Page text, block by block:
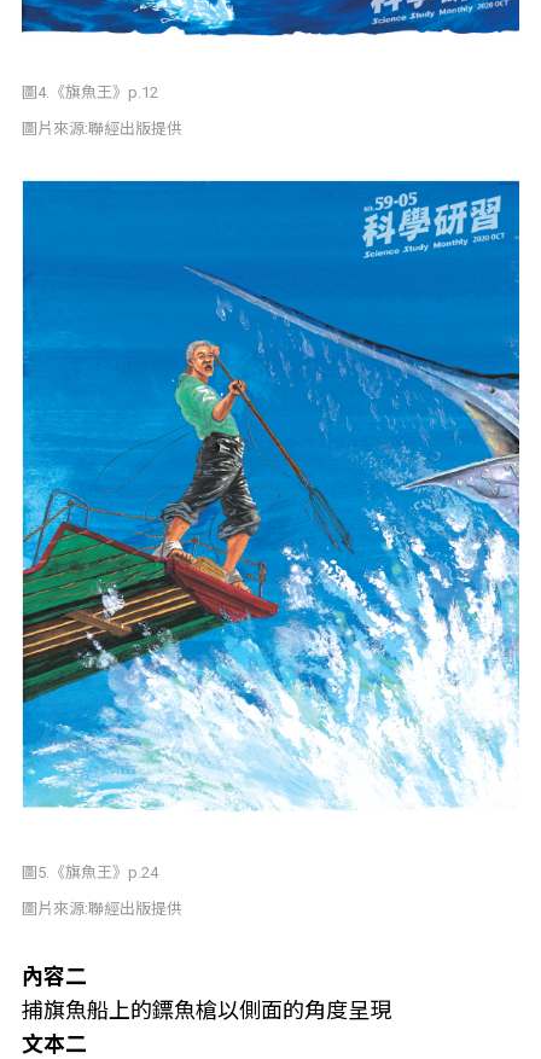
圖4.《旗魚王》p.12
圖片來源:聯經出版提供
圖5.《旗魚王》p.24
圖片來源:聯經出版提供
內容二
捕旗魚船上的鏢魚槍以側面的角度呈現
文本二